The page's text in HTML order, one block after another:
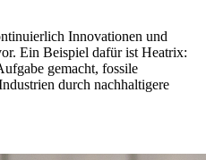
Innovationen und
Ein Beispiel dafür ist Heatrix:
gemacht, fossile
durch nachhaltigere